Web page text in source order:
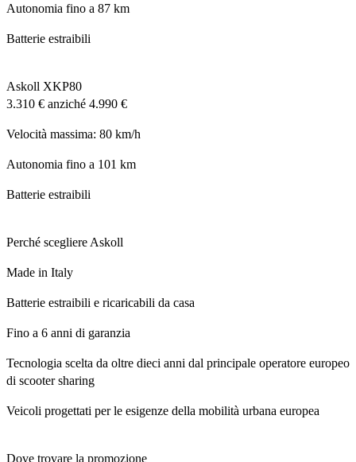
Autonomia fino a 87 km
Batterie estraibili
Askoll XKP80
3.310 € anziché 4.990 €
Velocità massima: 80 km/h
Autonomia fino a 101 km
Batterie estraibili
Perché scegliere Askoll
Made in Italy
Batterie estraibili e ricaricabili da casa
Fino a 6 anni di garanzia
Tecnologia scelta da oltre dieci anni dal principale operatore europeo
di scooter sharing
Veicoli progettati per le esigenze della mobilità urbana europea
Dove trovare la promozione